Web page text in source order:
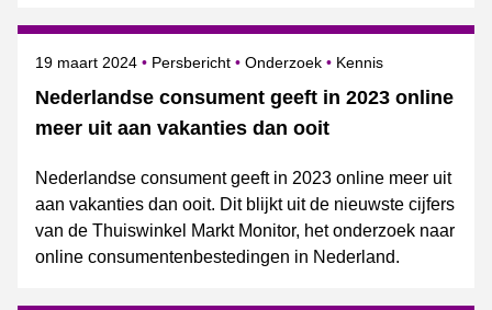
Nederlandse consument geeft in 2023 online
meer uit aan vakanties dan ooit
Gepubliceerd op
19 maart 2024 Categorie
Persbericht Onderzoek Onderwerpen
Kennis
Nederlandse consument geeft in 2023 online meer uit
aan vakanties dan ooit. Dit blijkt uit de nieuwste cijfers
van de Thuiswinkel Markt Monitor, het onderzoek naar
online consumentenbestedingen in Nederland.